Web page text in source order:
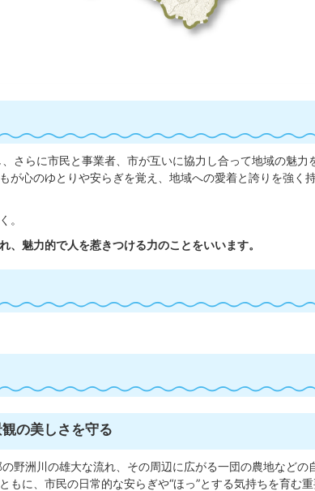
さらに市民と事業者、市が互いに協力し合って地域の魅力
が心のゆとりや安らぎを覚え、地域への愛着と誇りを強く
。
、魅力的で人を惹きつける力のことをいいます。
の美しさを守る
野洲川の雄大な流れ、その周辺に広がる一団の農地などの
もに、市民の日常的な安らぎや“ほっ”とする気持ちを育む